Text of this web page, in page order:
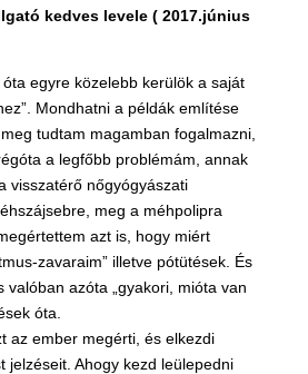
kedves levele ( 2017.június
egyre közelebb kerülök a saját
Mondhatni a példák említése
tudtam magamban fogalmazni,
a legfőbb problémám, annak
visszatérő nőgyógyászati
meg a méhpolipra
azt is, hogy miért
zavaraim” illetve pótütések. És
valóban azóta „gyakori, mióta van
óta.
az ember megérti, és elkezdi
jelzéseit. Ahogy kezd leülepedni